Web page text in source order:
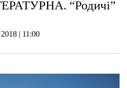
“Родичі”
| 11:00